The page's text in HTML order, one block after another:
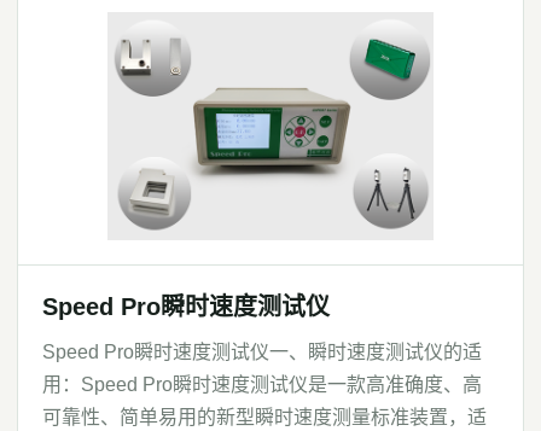
Speed Pro瞬时速度测试仪
Speed Pro瞬时速度测试仪一、瞬时速度测试仪的适
用：Speed Pro瞬时速度测试仪是一款高准确度、高
可靠性、简单易用的新型瞬时速度测量标准装置，适